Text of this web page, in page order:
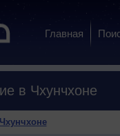
Главная
в Чхунчхоне